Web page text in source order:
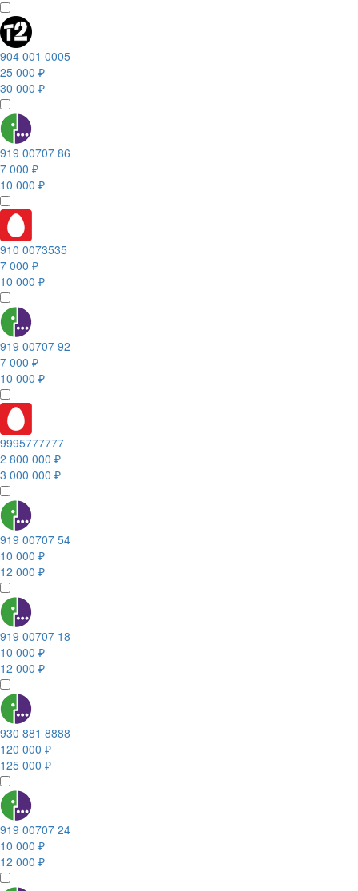
904 001 0005
25 000 ₽
30 000 ₽
919 00707 86
7 000 ₽
10 000 ₽
910 0073535
7 000 ₽
10 000 ₽
919 00707 92
7 000 ₽
10 000 ₽
9995777777
2 800 000 ₽
3 000 000 ₽
919 00707 54
10 000 ₽
12 000 ₽
919 00707 18
10 000 ₽
12 000 ₽
930 881 8888
120 000 ₽
125 000 ₽
919 00707 24
10 000 ₽
12 000 ₽